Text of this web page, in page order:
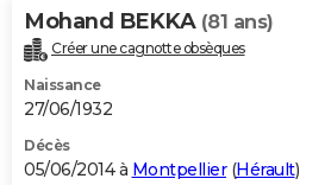
Mohand BEKKA (81 ans)
Créer une cagnotte obsèques
Naissance
27/06/1932
Décès
05/06/2014 à Montpellier(Hérault)